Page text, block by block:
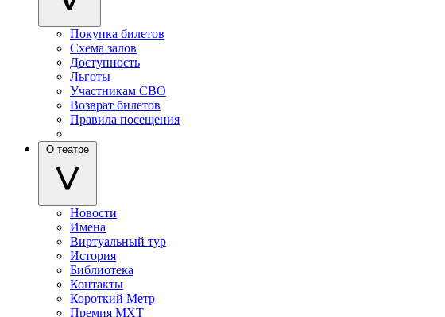
Покупка билетов
Схема залов
Доступность
Льготы
Участникам СВО
Возврат билетов
Правила посещения
О театре
Новости
Имена
Виртуальный тур
История
Библиотека
Контакты
Короткий Метр
Премия МХТ